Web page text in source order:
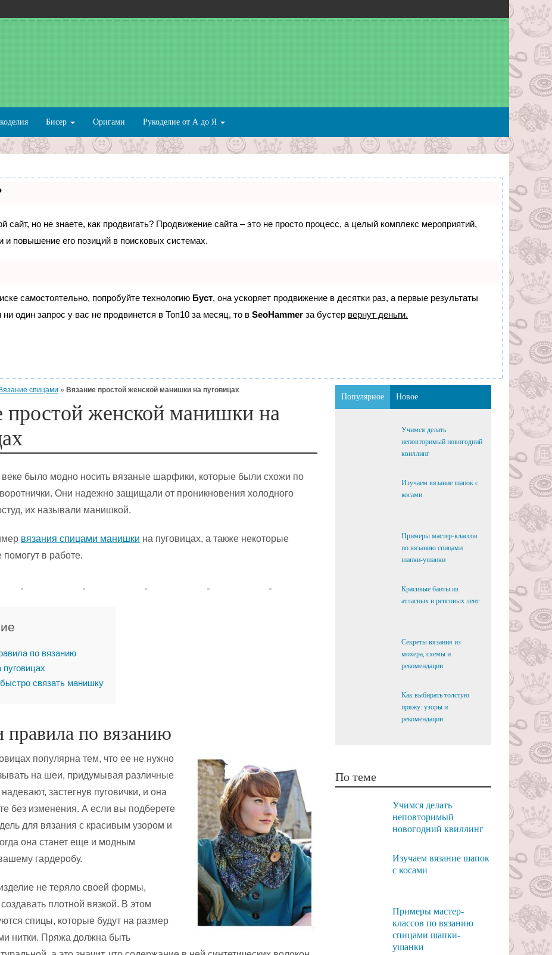
Бисер Оригами Рукоделие от А до Я
сайт, но не знаете, как продвигать? Продвижение сайта – это не просто процесс, а целый комплекс мероприятий,
повышение его позиций в поисковых системах.
самостоятельно, попробуйте технологию Буст, она ускоряет продвижение в десятки раз, а первые результаты
один запрос у вас не продвинется в Топ10 за месяц, то в SeoHammer за бустер вернут деньги.
Вязание спицами » Вязание простой женской манишки на пуговицах
простой женской манишки на
было модно носить вязаные шарфики, которые были схожи по
Они надежно защищали от проникновения холодного
их называли манишкой.
вязания спицами манишки на пуговицах, а также некоторые
в работе.
по вязанию
связать манишку
правила по вязанию
популярна тем, что ее не нужно
на шеи, придумывая различные
застегнув пуговички, и она
без изменения. А если вы подберете
для вязания с красивым узором и
она станет еще и модным
гардеробу.
не теряло своей формы,
плотной вязкой. В этом
спицы, которые будут на размер
нитки. Пряжа должна быть
Популярное Новое
Учимся делать
неповторимый новогодний
квиллинг
Изучаем вязание шапок с
косами
Примеры мастер-классов
по вязанию спицами
шапки-ушанки
Красивые банты из
атласных и репсовых лент
Секреты вязания из
мохера, схемы и
рекомендации
Как выбирать толстую
пряжу: узоры и
рекомендации
По теме
Учимся делать
неповторимый
новогодний квиллинг
Изучаем вязание шапок
с косами
Примеры мастер-
классов по вязанию
спицами шапки-
ушанки